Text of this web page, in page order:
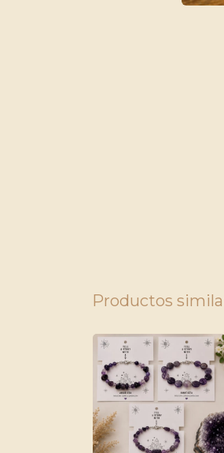
Productos